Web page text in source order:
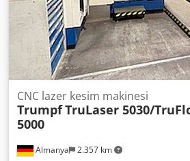
Almanya 2.357 km
CNC lazer kesim makinesi
TrumpfTruLaser 5030/
5000